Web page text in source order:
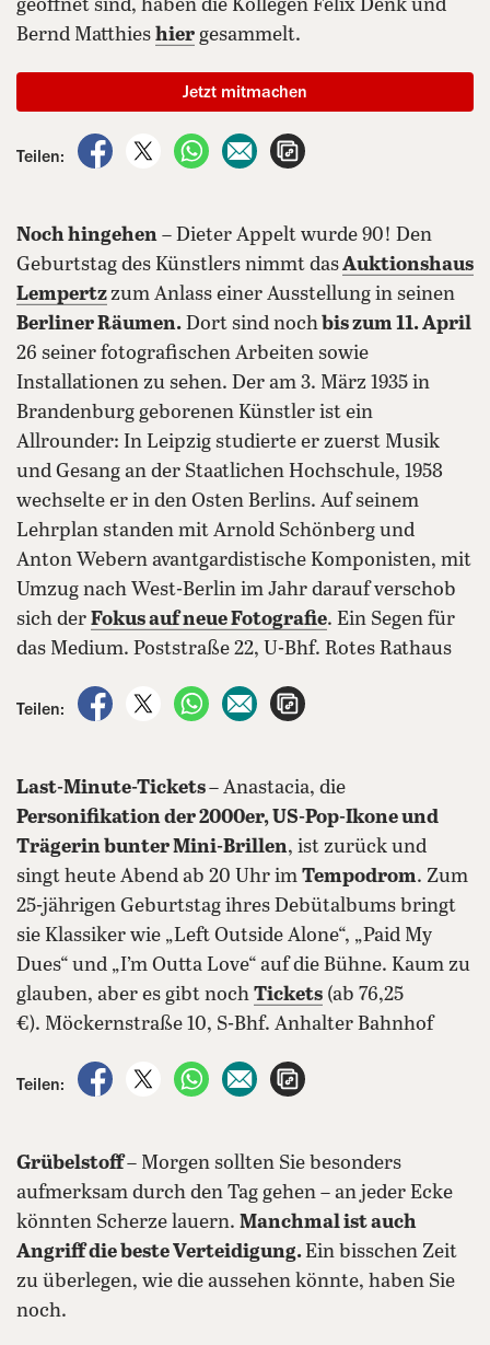
geöffnet sind, haben die Kollegen Felix Denk und
Bernd Matthies hier gesammelt.
Teilen:
auf Facebook teilen
auf X teilenper WhatsApp teilen
per E-Mail teilen
Jetzt mitmachen
Noch hingehen – Dieter Appelt wurde 90! Den
Geburtstag des Künstlers nimmt dasAuktionshaus
Lempertzzum Anlass einer Ausstellung in seinen
Berliner Räumen. Dort sind noch bis zum 11. April
26 seiner fotografischen Arbeiten sowie
Installationen zu sehen. Der am 3. März 1935 in
Brandenburg geborenen Künstler ist ein
Allrounder: In Leipzig studierte er zuerst Musik
und Gesang an der Staatlichen Hochschule, 1958
wechselte er in den Osten Berlins. Auf seinem
Lehrplan standen mit Arnold Schönberg und
Anton Webern avantgardistische Komponisten, mit
Umzug nach West-Berlin im Jahr darauf verschob
sich der Fokus auf neue Fotografie. Ein Segen für
das Medium. Poststraße 22, U-Bhf. Rotes Rathaus
Teilen:
auf Facebook teilen
auf X teilenper WhatsApp teilen
per E-Mail teilen
Last-Minute-Tickets– Anastacia, die
Personifikation der 2000er, US-Pop-Ikone und
Trägerin bunter Mini-Brillen, ist zurück und
singt heute Abend ab 20 Uhr im Tempodrom. Zum
25-jährigen Geburtstag ihres Debütalbums bringt
sie Klassiker wie „Left Outside Alone“, „Paid My
Dues“ und „I’m Outta Love“ auf die Bühne. Kaum zu
glauben, aber es gibt noch Tickets (ab 76,25
€). Möckernstraße 10, S-Bhf. Anhalter Bahnhof
Teilen:
auf Facebook teilen
auf X teilenper WhatsApp teilen
per E-Mail teilen
Grübelstoff– Morgen sollten Sie besonders
aufmerksam durch den Tag gehen – an jeder Ecke
könnten Scherze lauern. Manchmal ist auch
Angriff die beste Verteidigung.Ein bisschen Zeit
zu überlegen, wie die aussehen könnte, haben Sie
noch.